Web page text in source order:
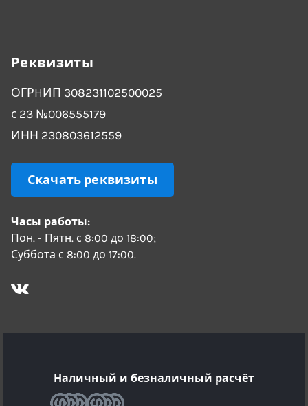
Реквизиты
ОГРHИП 308231102500025
с 23 №006555179
ИНН 230803612559
Скачать реквизиты
Часы работы:
Пон. - Пятн. с 8:00 до 18:00;
Суббота с 8:00 до 17:00.
Наличный и безналичный расчёт